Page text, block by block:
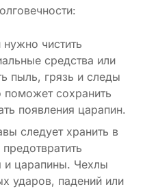
нужно чистить
средства или
пыль, грязь и следы
сохранить
появления царапин.
следует хранить в
и царапины. Чехлы
ударов, падений или